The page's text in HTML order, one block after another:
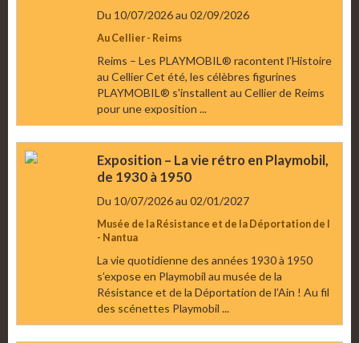
Du 10/07/2026au 02/09/2026
Au Cellier - Reims
Reims – Les PLAYMOBIL® racontent l'Histoire
au Cellier Cet été, les célèbres figurines
PLAYMOBIL® s'installent au Cellier de Reims
pour une exposition ...
Exposition – La vie rétro en Playmobil,
de 1930 à 1950
Du 10/07/2026au 02/01/2027
Musée de la Résistance et de la Déportation de l
- Nantua
La vie quotidienne des années 1930 à 1950
s’expose en Playmobil au musée de la
Résistance et de la Déportation de l’Ain ! Au fil
des scénettes Playmobil ...